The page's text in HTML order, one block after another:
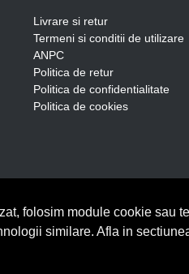
Livrare si retur
Termeni si conditii de utilizare
ANPC
Politica de retur
Politica de confidentialitate
Politica de cookies
folosim module cookie sau
similare. Afla in